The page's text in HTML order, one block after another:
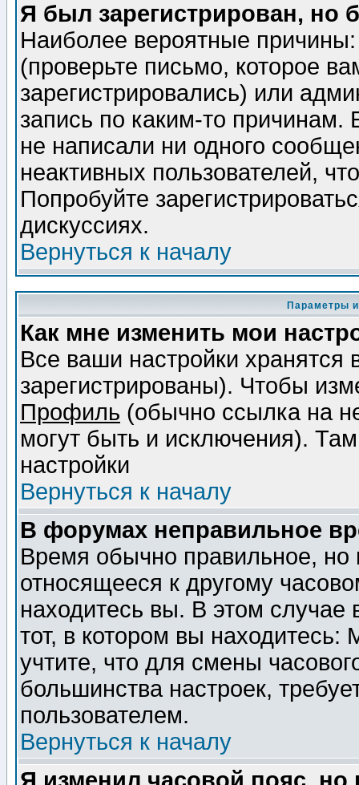
Я был зарегистрирован, но
Наиболее вероятные
(проверьте письмо, которое
зарегистрировались) или
запись по каким-то
не написали ни одного
неактивных пользователей,
Попробуйте
дискуссиях.
Вернуться к началу
Параметры
Как мне изменить мои
Все ваши настройки
зарегистрированы). Чтобы
Профиль (обычно ссылка на
могут быть и исключения).
настройки
Вернуться к началу
В форумах неправильное
Время обычно правильное,
относящееся к другому
находитесь вы. В этом
тот, в котором вы
учтите, что для смены
большинства настроек,
пользователем.
Вернуться к началу